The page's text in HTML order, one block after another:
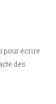
pour écrire
des